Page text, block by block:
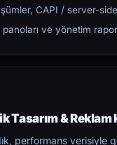
CAPI / server-
ve yönetim
Tasarım &
performans verisiyle